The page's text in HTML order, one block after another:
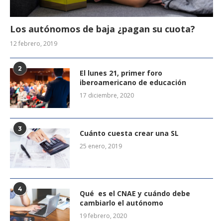
Los autónomos de baja ¿pagan su cuota?
12 febrero, 2019
2
El lunes 21, primer foro
iberoamericano de educación
17 diciembre, 2020
3 Cuánto cuesta crear una SL
25 enero, 2019
4
Qué es el CNAE y cuándo debe
cambiarlo el autónomo
19 febrero, 2020